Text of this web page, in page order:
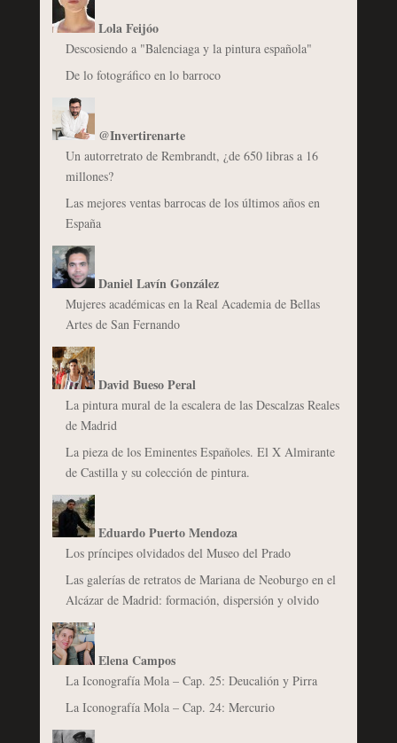
Lola Feijóo
Descosiendo a "Balenciaga y la pintura española"
De lo fotográfico en lo barroco
@Invertirenarte
Un autorretrato de Rembrandt, ¿de 650 libras a 16
millones?
Las mejores ventas barrocas de los últimos años en
España
Daniel Lavín González
Mujeres académicas en la Real Academia de Bellas
Artes de San Fernando
David Bueso Peral
La pintura mural de la escalera de las Descalzas Reales
de Madrid
La pieza de los Eminentes Españoles. El X Almirante
de Castilla y su colección de pintura.
Eduardo Puerto Mendoza
Los príncipes olvidados del Museo del Prado
Las galerías de retratos de Mariana de Neoburgo en el
Alcázar de Madrid: formación, dispersión y olvido
Elena Campos
La Iconografía Mola – Cap. 25: Deucalión y Pirra
La Iconografía Mola – Cap. 24: Mercurio